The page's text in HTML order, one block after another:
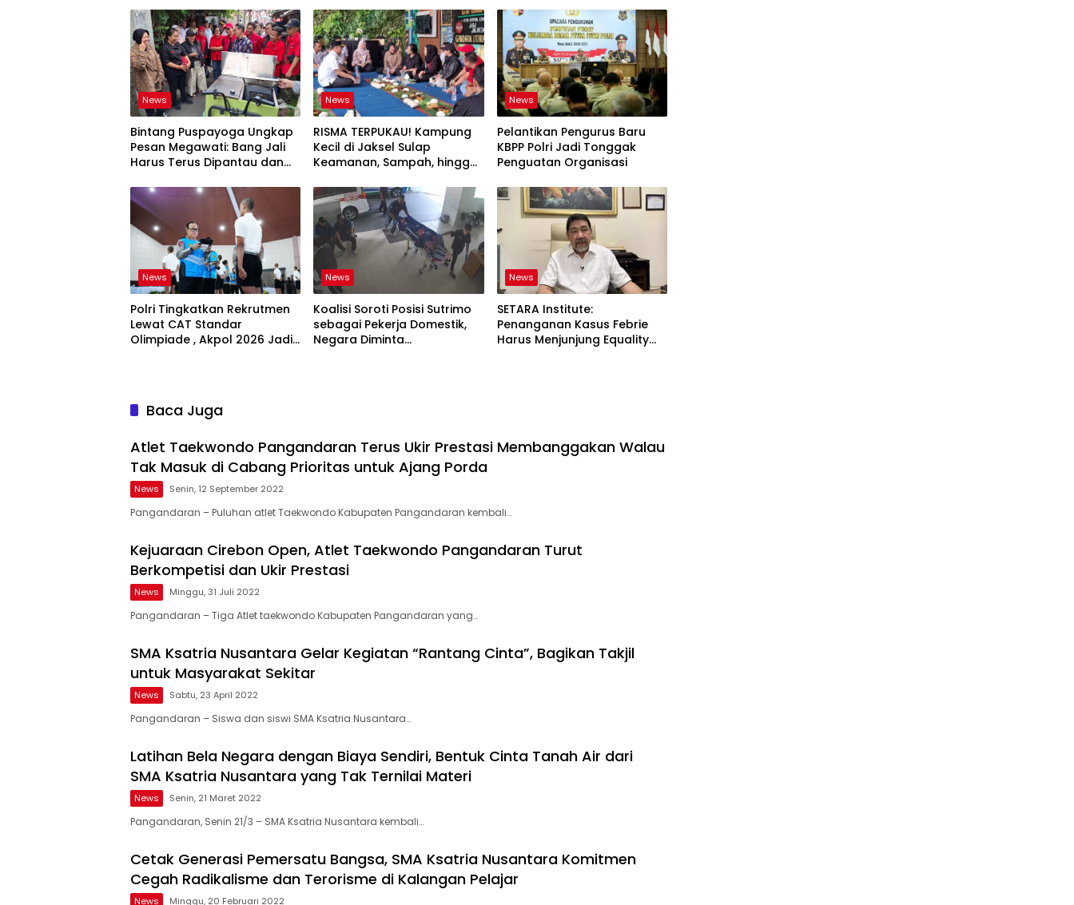
News
Bintang Puspayoga Ungkap
Pesan Megawati: Bang Jali
Harus Terus Dipantau dan
News
RISMA TERPUKAU! Kampung
Kecil di Jaksel Sulap
Keamanan, Sampah, hingga
Sistem
News
Pelantikan Pengurus Baru
KBPP Polri Jadi Tonggak
Penguatan Organisasi
News
Polri Tingkatkan Rekrutmen
Lewat CAT Standar
Olimpiade , Akpol 2026 Jadi
News
Koalisi Soroti Posisi Sutrimo
sebagai Pekerja Domestik,
Negara Diminta
News
SETARA Institute:
Penanganan Kasus Febrie
Harus Menjunjung Equality
Baca Juga
Atlet Taekwondo Pangandaran Terus Ukir Prestasi Membanggakan Walau
Tak Masuk di Cabang Prioritas untuk Ajang Porda
News Senin, 12 September 2022
Pangandaran – Puluhan atlet Taekwondo Kabupaten Pangandaran kembali…
Kejuaraan Cirebon Open, Atlet Taekwondo Pangandaran Turut
Berkompetisi dan Ukir Prestasi
News Minggu, 31 Juli 2022
Pangandaran – Tiga Atlet taekwondo Kabupaten Pangandaran yang…
SMA Ksatria Nusantara Gelar Kegiatan “Rantang Cinta”, Bagikan Takjil
untuk Masyarakat Sekitar
News Sabtu, 23 April 2022
Pangandaran – Siswa dan siswi SMA Ksatria Nusantara…
Latihan Bela Negara dengan Biaya Sendiri, Bentuk Cinta Tanah Air dari
SMA Ksatria Nusantara yang Tak Ternilai Materi
News Senin, 21 Maret 2022
Pangandaran, Senin 21/3 – SMA Ksatria Nusantara kembali…
Cetak Generasi Pemersatu Bangsa, SMA Ksatria Nusantara Komitmen
Cegah Radikalisme dan Terorisme di Kalangan Pelajar
News Minggu, 20 Februari 2022